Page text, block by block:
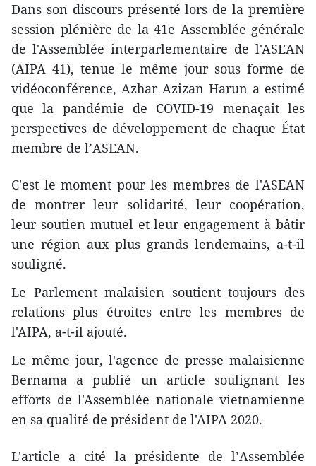
Dans son discours présenté lors de la première
session plénière de la 41e Assemblée générale
de l'Assemblée interparlementaire de l'ASEAN
(AIPA 41), tenue le même jour sous forme de
vidéoconférence, Azhar Azizan Harun a estimé
que la pandémie de COVID-19 menaçait les
perspectives de développement de chaque État
membre de l’ASEAN.
C'est le moment pour les membres de l'ASEAN
de montrer leur solidarité, leur coopération,
leur soutien mutuel et leur engagement à bâtir
une région aux plus grands lendemains, a-t-il
souligné.
Le Parlement malaisien soutient toujours des
relations plus étroites entre les membres de
l'AIPA, a-t-il ajouté.
Le même jour, l'agence de presse malaisienne
Bernama a publié un article soulignant les
efforts de l'Assemblée nationale vietnamienne
en sa qualité de président de l'AIPA 2020.
L'article a cité la présidente de l’Assemblée